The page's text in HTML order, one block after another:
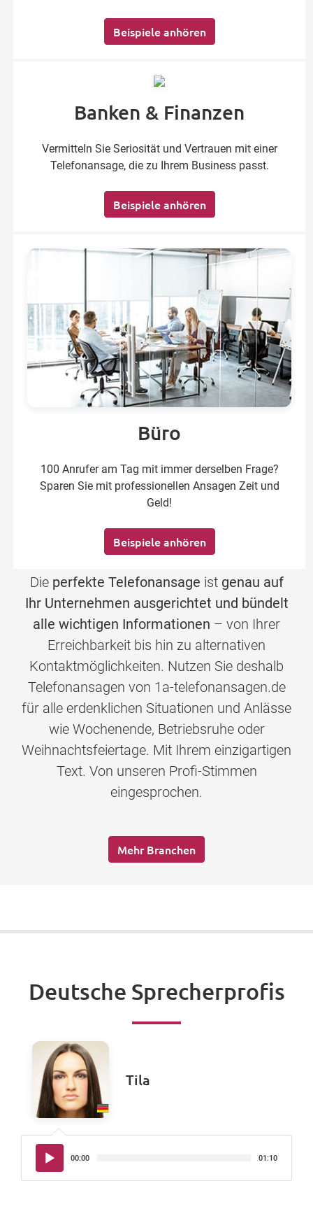
Beispiele anhören
Banken & Finanzen
Vermitteln Sie Seriosität und Vertrauen mit einer
Telefonansage, die zu Ihrem Business passt.
Beispiele anhören
Büro
100 Anrufer am Tag mit immer derselben Frage?
Sparen Sie mit professionellen Ansagen Zeit und
Geld!
Beispiele anhören
Die perfekte Telefonansage ist genau auf
Ihr Unternehmen ausgerichtet und bündelt
alle wichtigen Informationen – von Ihrer
Erreichbarkeit bis hin zu alternativen
Kontaktmöglichkeiten. Nutzen Sie deshalb
Telefonansagen von 1a-telefonansagen.de
für alle erdenklichen Situationen und Anlässe
wie Wochenende, Betriebsruhe oder
Weihnachtsfeiertage. Mit Ihrem einzigartigen
Text. Von unseren Profi-Stimmen
eingesprochen.
Mehr Branchen
Deutsche Sprecherprofis
Tila
Audio-
Player
00:00 01:10